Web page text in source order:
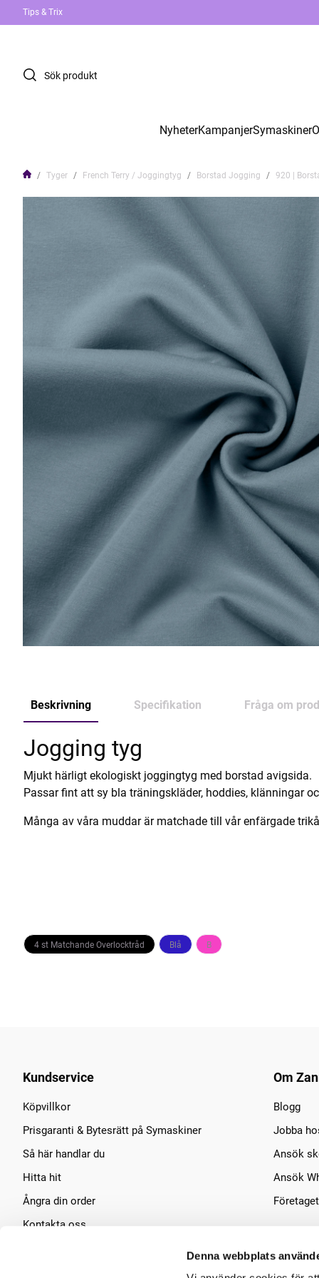
Denna webbplats
Tips & Trix
NyheterKampanjerSymaskiner
Tyger French Terry / Joggingtyg Borstad Jogging 920 |
Beskrivning Specifikation Fråga om
Jogging tyg
Mjukt härligt ekologiskt joggingtyg med borstad avigsida.
Passar fint att sy bla träningskläder, hoddies, klänningar
Många av våra muddar är matchade till vår enfärgade
4 st Matchande Overlocktråd Blå B
Kundservice
Köpvillkor
Prisgaranti & Bytesrätt på Symaskiner
Så här handlar du
Hitta hit
Ångra din order
Kontakta oss
Om
Blogg
Jobba
Ansök
Ansök